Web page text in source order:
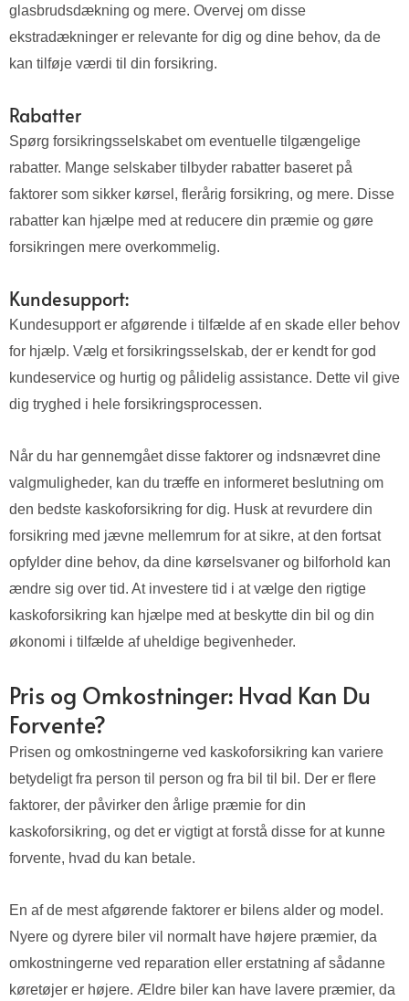
glasbrudsdækning og mere. Overvej om disse
ekstradækninger er relevante for dig og dine behov, da de
kan tilføje værdi til din forsikring.
Rabatter
Spørg forsikringsselskabet om eventuelle tilgængelige
rabatter. Mange selskaber tilbyder rabatter baseret på
faktorer som sikker kørsel, flerårig forsikring, og mere. Disse
rabatter kan hjælpe med at reducere din præmie og gøre
forsikringen mere overkommelig.
Kundesupport:
Kundesupport er afgørende i tilfælde af en skade eller behov
for hjælp. Vælg et forsikringsselskab, der er kendt for god
kundeservice og hurtig og pålidelig assistance. Dette vil give
dig tryghed i hele forsikringsprocessen.
Når du har gennemgået disse faktorer og indsnævret dine
valgmuligheder, kan du træffe en informeret beslutning om
den bedste kaskoforsikring for dig. Husk at revurdere din
forsikring med jævne mellemrum for at sikre, at den fortsat
opfylder dine behov, da dine kørselsvaner og bilforhold kan
ændre sig over tid. At investere tid i at vælge den rigtige
kaskoforsikring kan hjælpe med at beskytte din bil og din
økonomi i tilfælde af uheldige begivenheder.
Pris og Omkostninger: Hvad Kan Du
Forvente?
Prisen og omkostningerne ved kaskoforsikring kan variere
betydeligt fra person til person og fra bil til bil. Der er flere
faktorer, der påvirker den årlige præmie for din
kaskoforsikring, og det er vigtigt at forstå disse for at kunne
forvente, hvad du kan betale.
En af de mest afgørende faktorer er bilens alder og model.
Nyere og dyrere biler vil normalt have højere præmier, da
omkostningerne ved reparation eller erstatning af sådanne
køretøjer er højere. Ældre biler kan have lavere præmier, da